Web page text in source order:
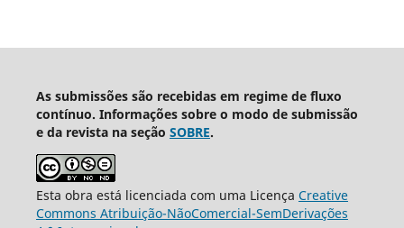
As submissões são recebidas em regime de fluxo
contínuo. Informações sobre o modo de submissão
e da revista na seção SOBRE.
Esta obra está licenciada com uma Licença Creative
Commons Atribuição-NãoComercial-SemDerivações